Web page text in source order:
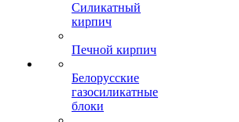
Силикатный
кирпич
Печной кирпич
Белорусские
газосиликатные
блоки